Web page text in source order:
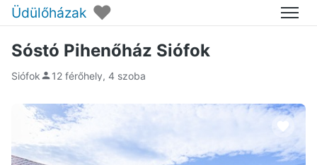
Üdülőházak ♥ Menü
Sóstó Pihenőház Siófok
Siófok 12 férőhely, 4 szoba